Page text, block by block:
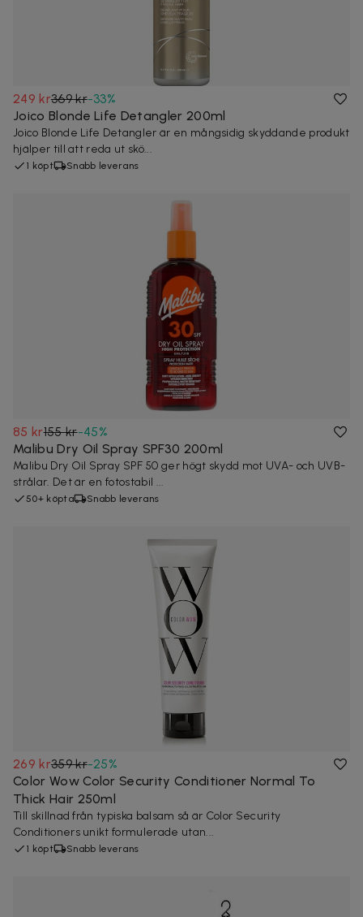
249 kr369 kr-33%
Joico Blonde Life Detangler 200ml
Joico Blonde Life Detangler är en mångsidig skyddande produkt
hjälper till att reda ut skö...
1 köpt Snabb leverans
85 kr155 kr-45%
Malibu Dry Oil Spray SPF30 200ml
Malibu Dry Oil Spray SPF 50 ger högt skydd mot UVA- och UVB-
strålar. Det är en fotostabil ...
50+ köpta Snabb leverans
269 kr359 kr-25%
Color Wow Color Security Conditioner Normal To
Thick Hair 250ml
Till skillnad från typiska balsam så är Color Security
Conditioners unikt formulerade utan...
1 köpt Snabb leverans